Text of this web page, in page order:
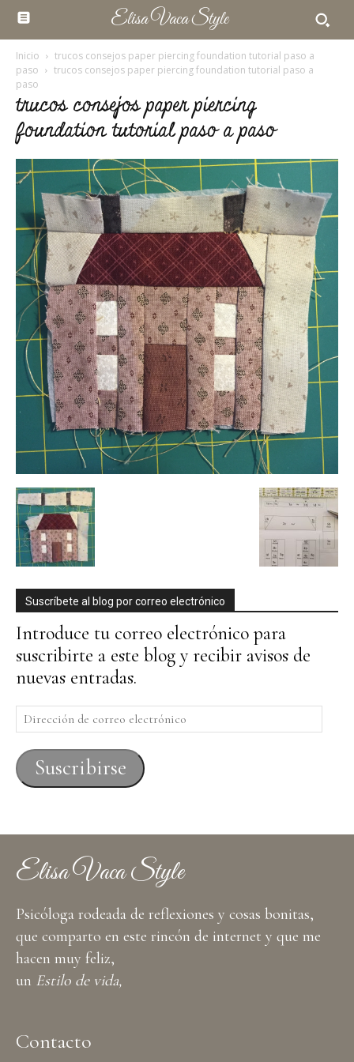
Elisa Vaca Style
Inicio
trucos consejos paper piercing foundation tutorial paso a
paso
trucos consejos paper piercing foundation tutorial paso a
paso
trucos consejos paper piercing
foundation tutorial paso a paso
Suscríbete al blog por correo electrónico
Introduce tu correo electrónico para
suscribirte a este blog y recibir avisos de
nuevas entradas.
Dirección
de
correo
electrónico
Suscribirse
Elisa Vaca Style
Psicóloga rodeada de reflexiones y cosas bonitas,
que comparto en este rincón de internet y que me
hacen muy feliz,
un Estilo de vida,
Contacto